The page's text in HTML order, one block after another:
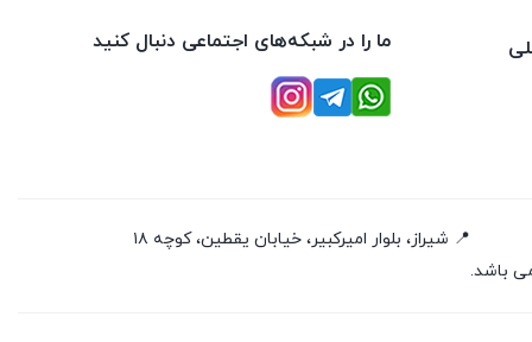
ما را در شبکه‌های اجتماعی دنبال کنید
📍 شیراز، بلوار امیرکبیر، خیابان یقطین، کوچه ۱۸